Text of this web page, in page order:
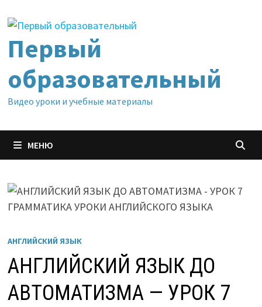
содержимому
Первый
образовательный
Видео уроки и учебные материалы
МЕНЮ
АНГЛИЙСКИЙ ЯЗЫК
АНГЛИЙСКИЙ ЯЗЫК ДО
АВТОМАТИЗМА — УРОК 7